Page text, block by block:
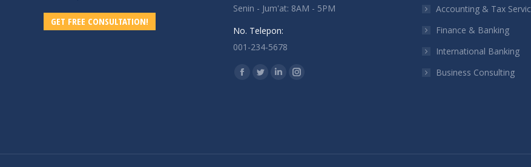
GET FREE CONSULTATION!
Senin - Jum'at: 8AM - 5PM
No. Telepon:
001-234-5678
Find us on:
Facebook
window
Twitter
window
Linkedin
window
Instagram
window
Accounting & Tax
Finance & Banking
International Banking
Business Consulting